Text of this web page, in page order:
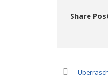
Fenster
geöffnet)
Fenster
Share